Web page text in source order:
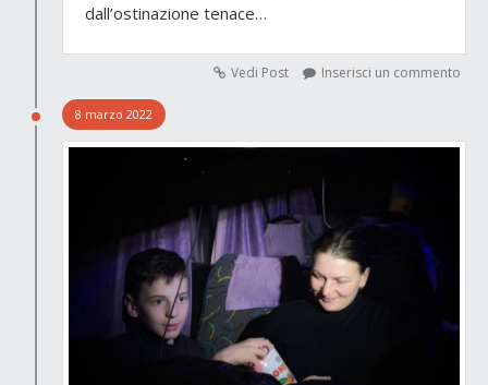
dall’ostinazione tenace…
Vedi Post Inserisci un commento
8 marzo 2022